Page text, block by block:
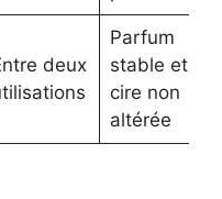
deux
Parfum
stable et
cire non
altérée